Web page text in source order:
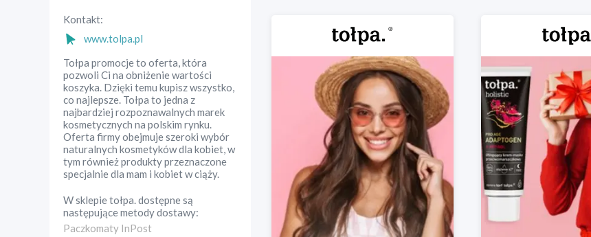
Kontakt:
www.tolpa.pl
Tołpa promocje to oferta, która
pozwoli Ci na obniżenie wartości
koszyka. Dzięki temu kupisz wszystko,
co najlepsze. Tołpa to jedna z
najbardziej rozpoznawalnych marek
kosmetycznych na polskim rynku.
Oferta firmy obejmuje szeroki wybór
naturalnych kosmetyków dla kobiet, w
tym również produkty przeznaczone
specjalnie dla mam i kobiet w ciąży.
W sklepietołpa.dostępne są
następujące metody dostawy:
Paczkomaty InPost